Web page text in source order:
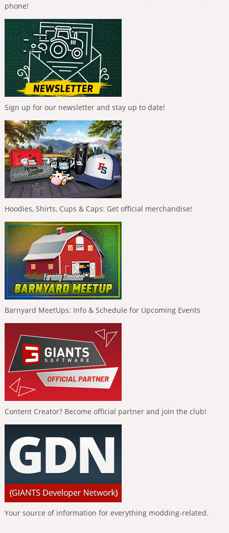
phone!
Sign up for our newsletter and stay up to date!
Hoodies, Shirts, Cups & Caps: Get official merchandise!
Barnyard MeetUps: Info & Schedule for Upcoming Events
Content Creator? Become official partner and join the club!
Your source of information for everything modding-related.